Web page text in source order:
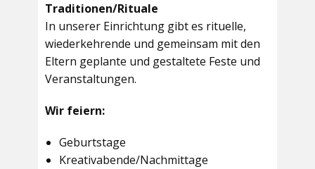
Traditionen/Rituale
In unserer Einrichtung gibt es rituelle,
wiederkehrende und gemeinsam mit den
Eltern geplante und gestaltete Feste und
Veranstaltungen.
Wir feiern:
Geburtstage
Kreativabende/Nachmittage